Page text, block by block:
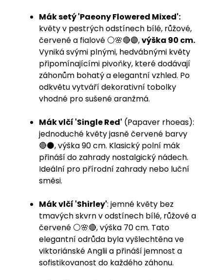
Mák setý 'Paeony Flowered Mixed':
květy v pestrých odstínech bílé, růžové,
červené a fialové ⚪️🌸🔴🟣,výška 90 cm.
Vyniká svými plnými, hedvábnými květy
připomínajícími pivoňky, které dodávají
záhonům bohatý a elegantní vzhled. Po
odkvětu vytváří dekorativní tobolky
vhodné pro sušené aranžmá.
Mák vlčí 'Single Red' (Papaver rhoeas):
jednoduché květy jasně červené barvy
🔴⚫️, výška 90 cm. Klasický polní mák
přináší do zahrady nostalgický nádech.
Ideální pro přírodní zahrady nebo luční
směsi.
Mák vlčí 'Shirley': jemné květy bez
tmavých skvrn v odstínech bílé, růžové a
červené ⚪️🌸🔴, výška 70 cm. Tato
elegantní odrůda byla vyšlechtěna ve
viktoriánské Anglii a přináší jemnost a
sofistikovanost do každého záhonu.